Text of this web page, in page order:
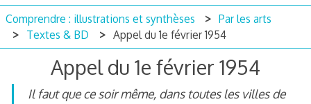
Comprendre : illustrations et synthèses
Par les arts
Textes & BD
Appel du 1e février 1954
Appel du 1e février 1954
Il faut que ce soir même, dans toutes les villes de